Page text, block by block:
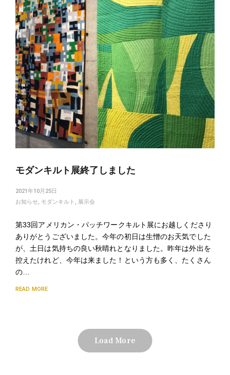
モダンキルト展終了しました
2021年10月25日
お知らせ, モダンキルト , 展示会
第33回アメリカン・パッチワークキルト展にお越しくださり
ありがとうございました。今年の初日は生憎のお天気でした
が、土日は気持ちの良い秋晴れとなりました。昨年は外出を
控えたけれど、今年は来ました！という方も多く、たくさん
の…
READ MORE
Load More